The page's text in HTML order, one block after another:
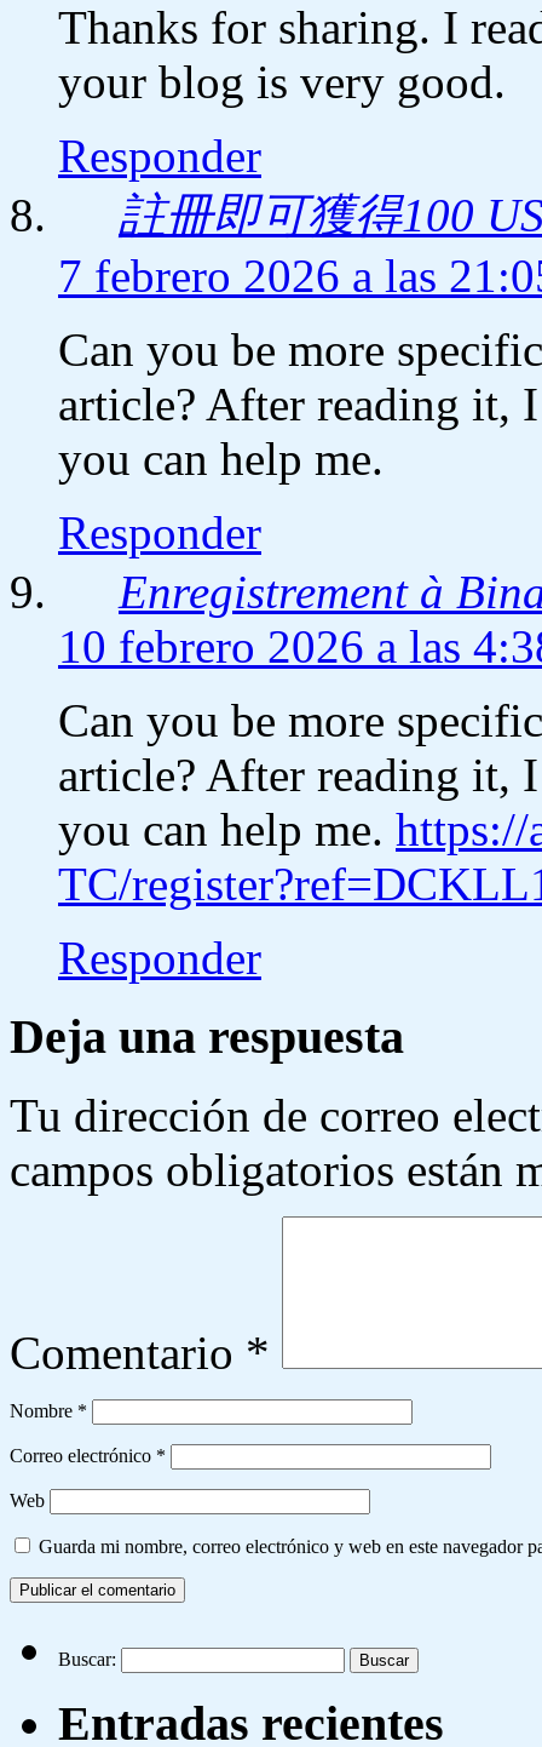
Thanks for sharing. I
your blog is very good.
Responder
註冊即可獲得100
7 febrero 2026 a las
Can you be more
article? After reading it,
you can help me.
Responder
Enregistrement à
10 febrero 2026 a las
Can you be more
article? After reading it,
you can help me. https://
TC/
Responder
Deja una respuesta
Tu dirección de correo
campos obligatorios están
Comentario *
Nombre *
Correo electrónico *
Web
Guarda mi nombre, correo electrónico y web en este navegador
Buscar:
Entradas recientes